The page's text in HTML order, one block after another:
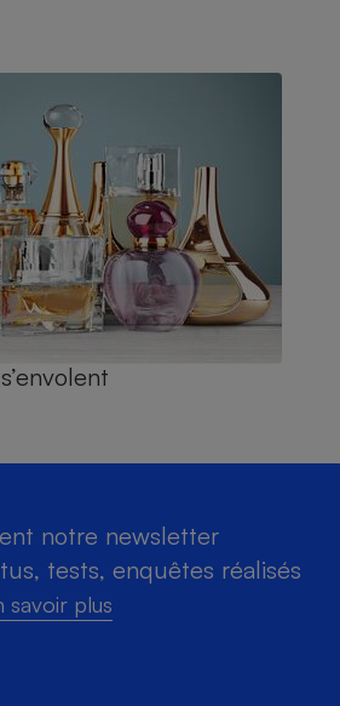
notre newsletter
tests, enquêtes réalisés
savoir plus